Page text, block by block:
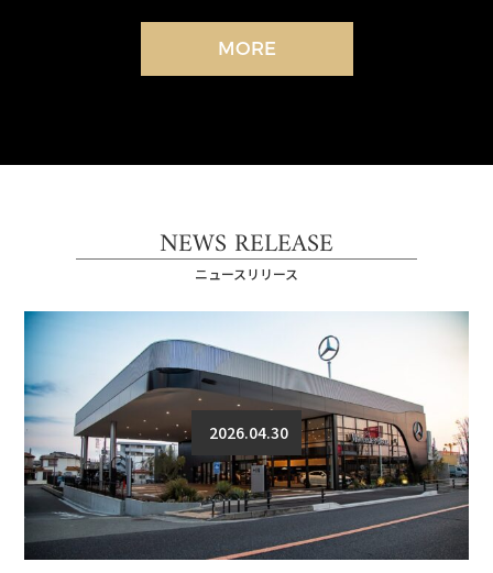
MORE
NEWS RELEASE
ニュースリリース
2026.04.30